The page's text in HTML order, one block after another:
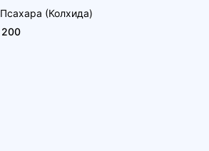
Псахара (Колхида)
200